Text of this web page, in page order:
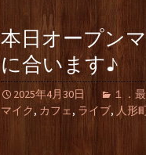
本日オープン
に合います♪
2025年4月30日 １．
マイク, カフェ, ライブ, 人形